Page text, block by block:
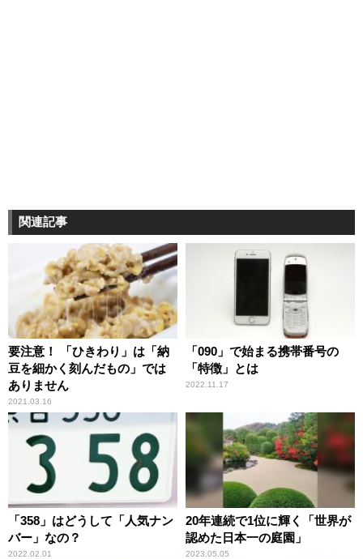
関連記事
要注意！ 「ひきわり」は「納
豆を細かく刻んだもの」では
ありません
2021.03.16
「090」で始まる携帯番号の
「特徴」とは
2022.11.17
「358」はどうして「人気ナン
バー」なの？
2022.02.01
20年連続で1位に輝く「世界が
認めた日本一の庭園」
2023.05.05